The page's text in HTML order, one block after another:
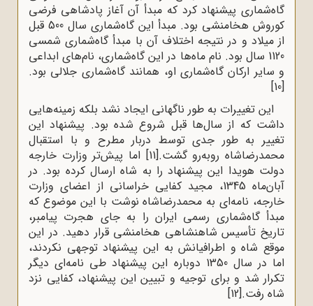
گاه‌شماری پیشنهاد کرد که مبدأ آن آغاز پادشاهی فرضی
کوروش هخامنشی بود. مبدأ این گاه‌شماری سال 500 قبل
از میلاد و در نتیجه اختلاف آن با مبدأ گاه‌شماری شمسی
1120 سال بود. نام ماه‌ها در این گاه‌شماری، نام‌های ابداعی
و سایر ارکان گاه‌شماری او، همانند گاه‌شماری جلالی بود.
[10]
این تغییرات به ‌طور ناگهانی ایجاد نشد بلکه زمینه‌هایی
داشت که از سال‌ها قبل شروع شده بود. پیشنهاد این
تغییر به ‌طور جدی توسط دربار مطرح و با استقبال
محمدرضاشاه روبه‌رو گشت.[11]
اما پیش‌تر وزارت خارجه
دولت هویدا این پیشنهاد را به شاه ارسال کرده بود. در
آبان‌ماه 1345، مجید کفایی خراسانی از اعضای وزارت
خارجه، نامه‌ای به محمدرضاشاه نوشت با این موضوع که
مبدأ گاه‌شماری رسمی ایران را به جای هجرت پیامبر،
تاریخ تأسیس شاهنشاهی هخامنشی قرار دهید. در این
موقع شاه و اطرافیانش به این پیشنهاد توجهی نکردند،
اما در سال 1350 دوباره این پیشنهاد طی نامه‌ای دیگر
تکرار شد و برای توجیه و تبیین این پیشنهاد، کفایی نزد
شاه رفت.[12]